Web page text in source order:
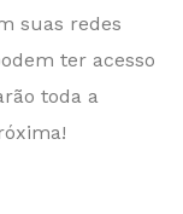
suas redes
ter acesso
toda a